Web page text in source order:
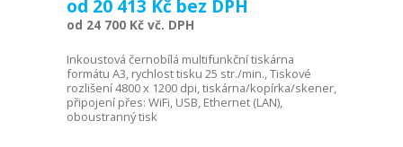
od 20 413 Kč bez DPH
od 24 700 Kč vč. DPH
Inkoustová černobílá multifunkční tiskárna
formátu A3, rychlost tisku 25 str./min., Tiskové
rozlišení 4800 x 1200 dpi, tiskárna/kopírka/skener,
připojení přes: WiFi, USB, Ethernet (LAN),
oboustranný tisk